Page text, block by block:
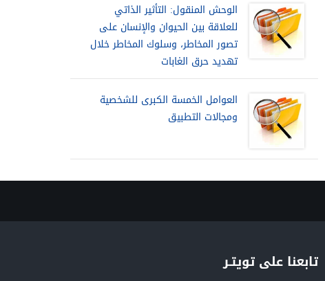
الوحش المنقول: التأثير الذاتي
للعلاقة بين الحيوان والإنسان على
تصور المخاطر، وسلوك المخاطر خلال
تهديد حرق الغابات
العوامل الخمسة الكبرى للشخصية
ومجالات التطبيق
تابعنا على تويتـر